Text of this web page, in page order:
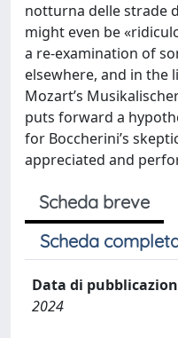
notturna delle strade
might even be
a re-examination of
elsewhere, and in the
Mozart’s
puts forward a
for Boccherini’s
appreciated and
Scheda breve
Scheda
Data di
2024